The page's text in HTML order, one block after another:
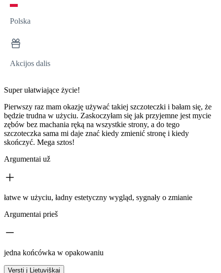
Polska
Akcijos dalis
Super ułatwiające życie!
Pierwszy raz mam okazję używać takiej szczoteczki i bałam się, że
będzie trudna w użyciu. Zaskoczyłam się jak przyjemne jest mycie
zębów bez machania ręką na wszystkie strony, a do tego
szczoteczka sama mi daje znać kiedy zmienić stronę i kiedy
skończyć. Mega sztos!
Argumentai už
łatwe w użyciu, ładny estetyczny wygląd, sygnały o zmianie
Argumentai prieš
jedna końcówka w opakowaniu
Versti į Lietuviškai